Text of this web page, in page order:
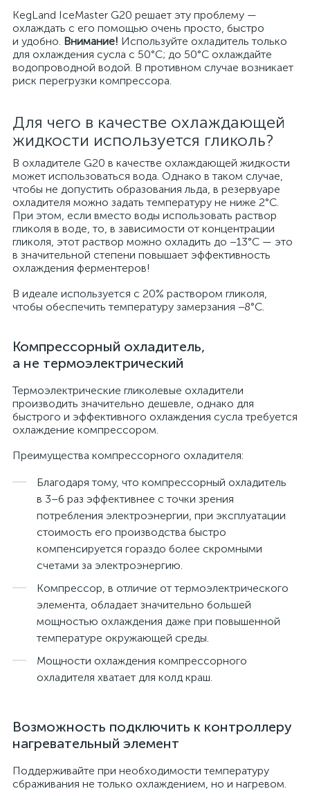
KegLand IceMaster G20 решает эту проблему —
охлаждать с его помощью очень просто, быстро
и удобно. Внимание! Используйте охладитель только
для охлаждения сусла с 50°С; до 50°С охлаждайте
водопроводной водой. В противном случае возникает
риск перегрузки компрессора.
Для чего в качестве охлаждающей
жидкости используется гликоль?
В охладителе G20 в качестве охлаждающей жидкости
может использоваться вода. Однако в таком случае,
чтобы не допустить образования льда, в резервуаре
охладителя можно задать температуру не ниже 2°С.
При этом, если вместо воды использовать раствор
гликоля в воде, то, в зависимости от концентрации
гликоля, этот раствор можно охладить до −13°С — это
в значительной степени повышает эффективность
охлаждения ферментеров!
В идеале используется с 20% раствором гликоля,
чтобы обеспечить температуру замерзания −8°С.
Компрессорный охладитель,
а не термоэлектрический
Термоэлектрические гликолевые охладители
производить значительно дешевле, однако для
быстрого и эффективного охлаждения сусла требуется
охлаждение компрессором.
Преимущества компрессорного охладителя:
Благодаря тому, что компрессорный охладитель
в 3–6 раз эффективнее с точки зрения
потребления электроэнергии, при эксплуатации
стоимость его производства быстро
компенсируется гораздо более скромными
счетами за электроэнергию.
Компрессор, в отличие от термоэлектрического
элемента, обладает значительно большей
мощностью охлаждения даже при повышенной
температуре окружающей среды.
Мощности охлаждения компрессорного
охладителя хватает для колд краш.
Возможность подключить к контроллеру
нагревательный элемент
Поддерживайте при необходимости температуру
сбраживания не только охлаждением, но и нагревом.